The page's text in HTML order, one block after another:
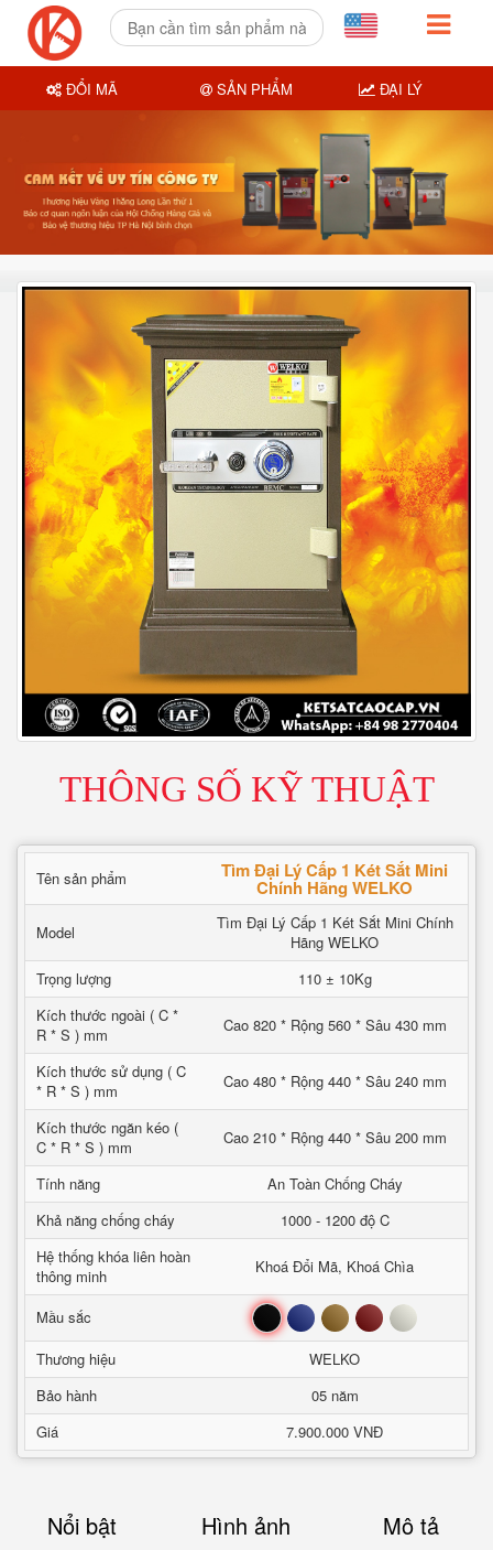
THÔNG SỐ KỸ THUẬT
Tên sản phẩm Tìm Đại Lý Cấp 1 Két Sắt Mini
Chính Hãng WELKO
Model
Tìm Đại Lý Cấp 1 Két Sắt Mini Chính
Hãng WELKO
Trọng lượng
110 ± 10Kg
Kích thước ngoài ( C *
R * S ) mm
Cao 820 * Rộng 560 * Sâu 430 mm
Kích thước sử dụng ( C
* R * S ) mm
Cao 480 * Rộng 440 * Sâu 240 mm
Kích thước ngăn kéo (
C * R * S ) mm
Cao 210 * Rộng 440 * Sâu 200 mm
Tính năng
An Toàn Chống Cháy
Khả năng chống cháy
1000 - 1200 độ C
Hệ thống khóa liên hoàn
thông minh
Khoá Đổi Mã, Khoá Chìa
Mầu sắc Đen Xanh Nâu Đỏ Trắng
Thương hiệu
WELKO
Bảo hành
05 năm
Giá
7.900.000 VNĐ
Nổi bật Hình ảnh Mô tả
ĐỔI MÃ SẢN PHẨM ĐẠI LÝ